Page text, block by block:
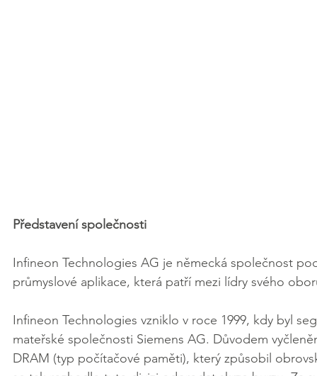
Představení společnosti
Infineon Technologies AG je německá společnost
průmyslové aplikace, která patří mezi lídry svého
Infineon Technologies vzniklo v roce 1999, kdy byl
mateřské společnosti Siemens AG. Důvodem
DRAM (typ počítačové paměti), který způsobil